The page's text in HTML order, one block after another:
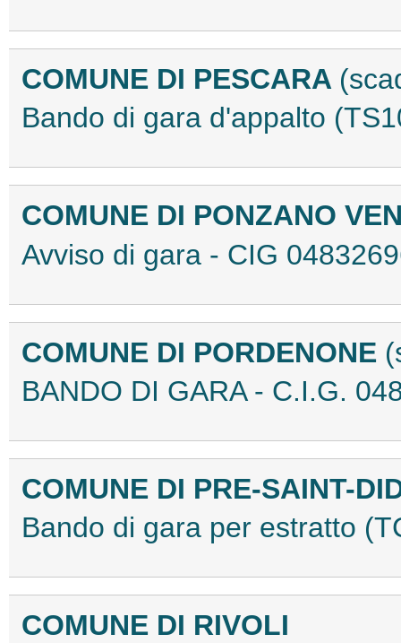
COMUNE DI PESCARA
Bando di gara d'appalto
COMUNE DI PONZANO
Avviso di gara - CIG
COMUNE DI PORDENONE
BANDO DI GARA - C.I.G.
COMUNE DI PRE-SAINT-
Bando di gara per estratto
COMUNE DI RIVOLI